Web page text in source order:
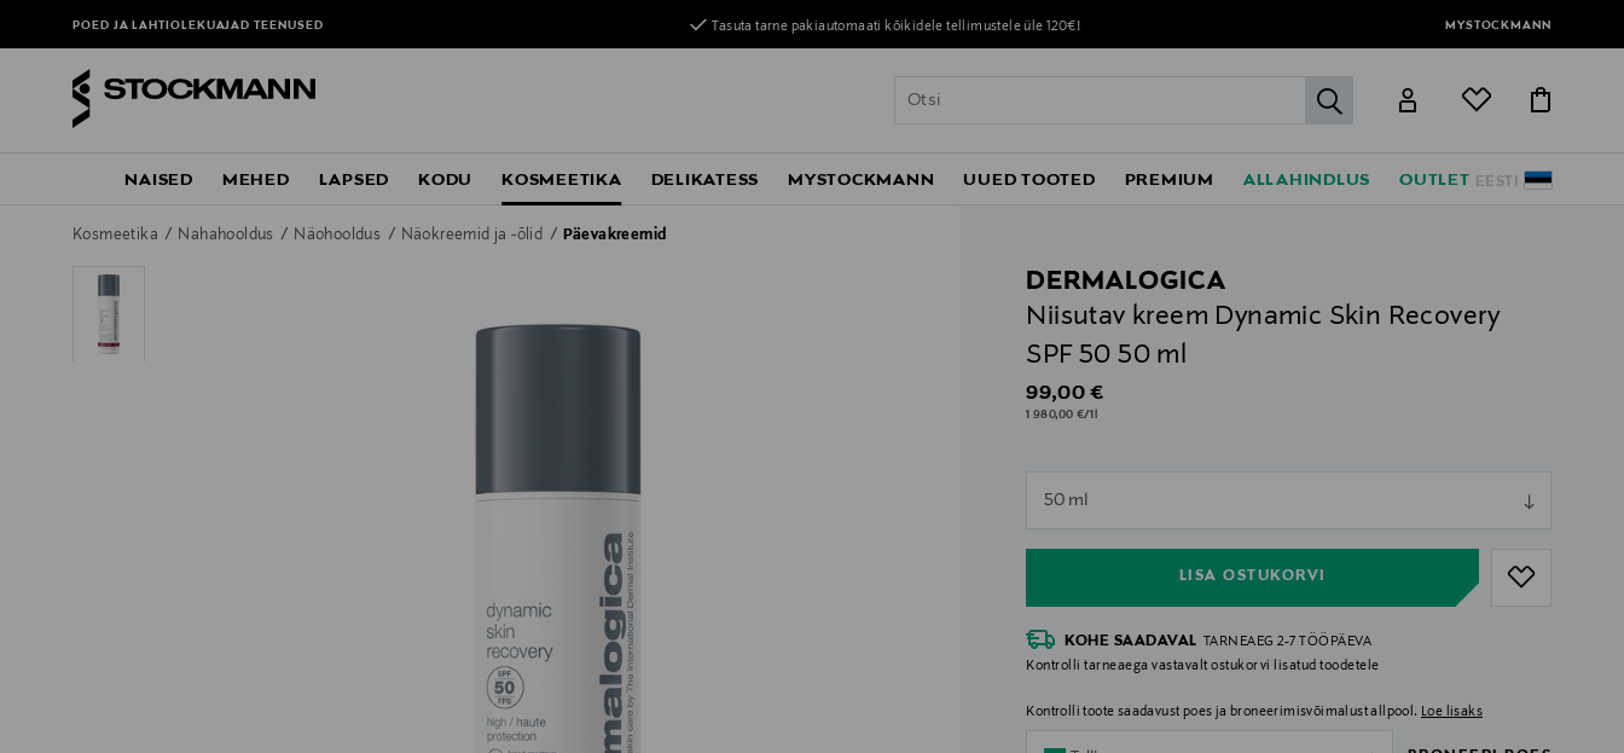
POED JA LAHTIOLEKUAJADTEENUSED Tasuta tarne pakiautomaati kõikidele tellimustele üle 120€! MYSTOCKMANN
label.header.go
EESTI
NAISED MEHED LAPSED KODU KOSMEETIKA DELIKATESS MYSTOCKMANN UUED TOOTED PREMIUM ALLAHINDLUS OUTLET
Kosmeetika Nahahooldus Näohooldus Näokreemid ja -õlid Päevakreemid
DERMALOGICA
Niisutav kreem Dynamic Skin Recovery
SPF 50 50 ml
Original Price
99,00 €
1 980,00 €/1l
50 ml
LISA OSTUKORVI
null
KOHE SAADAVAL TARNEAEG 2-7 TÖÖPÄEVA
Kontrolli tarneaega vastavalt ostukorvi lisatud toodetele
Kontrolli toote saadavust poes ja broneerimisvõimalust allpool. Loe lisaks